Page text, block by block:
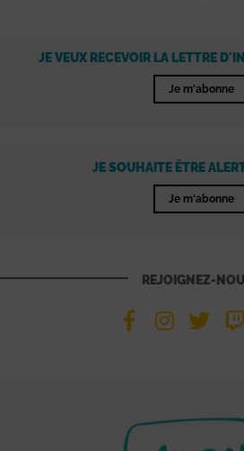
JE VEUX RECEVOIR LA LETTRE
Je m'abonne
JE SOUHAITE ÊTRE
Je m'abonne
REJOIGNEZ-